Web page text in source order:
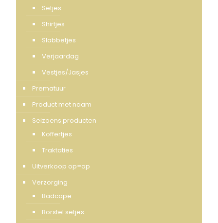
Setjes
Shirtjes
Slabbetjes
Verjaardag
Vestjes/Jasjes
Prematuur
Product met naam
Seizoens producten
Koffertjes
Traktaties
Uitverkoop op=op
Verzorging
Badcape
Borstel setjes